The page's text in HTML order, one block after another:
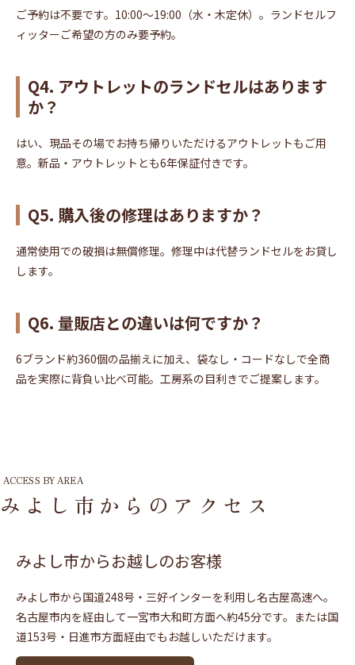
ご予約は不要です。10:00〜19:00（水・木定休）。ランドセルフ
ィッターご希望の方のみ要予約。
Q4. アウトレットのランドセルはあります
か？
はい、現品その場でお持ち帰りいただけるアウトレットもご用
意。新品・アウトレットとも6年保証付きです。
Q5. 購入後の修理はありますか？
通常使用での破損は無償修理。修理中は代替ランドセルをお貸し
します。
Q6. 量販店との違いは何ですか？
6ブランド約360個の品揃えに加え、袋なし・コードなしで全商
品を実際に背負い比べ可能。工房系の目利きでご提案します。
ACCESS BY AREA
みよし市からのアクセス
みよし市からお越しのお客様
みよし市から国道248号・三好インターを利用し名古屋高速へ。
名古屋市内を経由して一宮市大和町方面へ約45分です。または国
道153号・日進市方面経由でもお越しいただけます。